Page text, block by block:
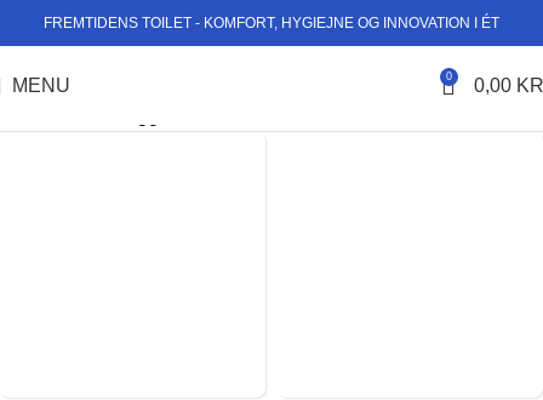
FREMTIDENS TOILET - KOMFORT, HYGIEJNE OG INNOVATION I ÉT
MENU 0 0,00